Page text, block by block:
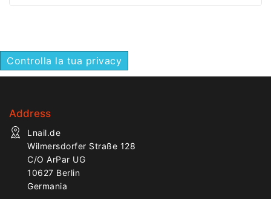
attiva di 14,6 mm.
Controlla la tua privacy
Address
Lnail.de
Wilmersdorfer Straße 128
C/O ArPar UG
10627 Berlin
Germania